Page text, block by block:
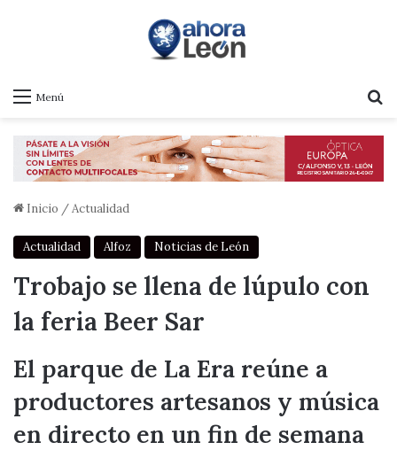
Menú
Inicio /Actualidad
Actualidad Alfoz Noticias de León
Trobajo se llena de lúpulo con
la feria Beer Sar
El parque de La Era reúne a
productores artesanos y música
en directo en un fin de semana